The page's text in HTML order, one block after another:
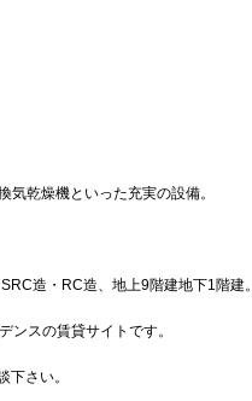
乾燥機といった充実の設備。
造・RC造、地上9階建地下1階建。
スの賃貸サイトです。
さい。